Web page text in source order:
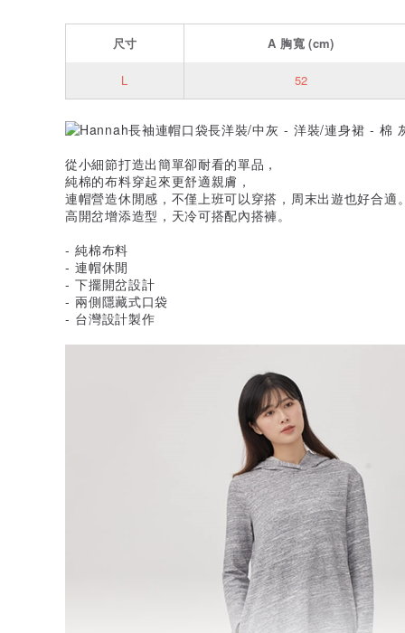
尺寸 A 胸寬(cm)
L 52
從小細節打造出簡單卻耐看的單品，
純棉的布料穿起來更舒適親膚，
連帽營造休閒感，不僅上班可以穿搭，周末出遊也好合適
高開岔增添造型，天冷可搭配內搭褲。
- 純棉布料
- 連帽休閒
- 下擺開岔設計
- 兩側隱藏式口袋
- 台灣設計製作